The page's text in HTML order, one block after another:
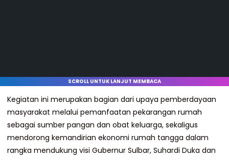
SCROLL UNTUK LANJUT MEMBACA
Kegiatan ini merupakan bagian dari upaya pemberdayaan
masyarakat melalui pemanfaatan pekarangan rumah
sebagai sumber pangan dan obat keluarga, sekaligus
mendorong kemandirian ekonomi rumah tangga dalam
rangka mendukung visi Gubernur Sulbar, Suhardi Duka dan